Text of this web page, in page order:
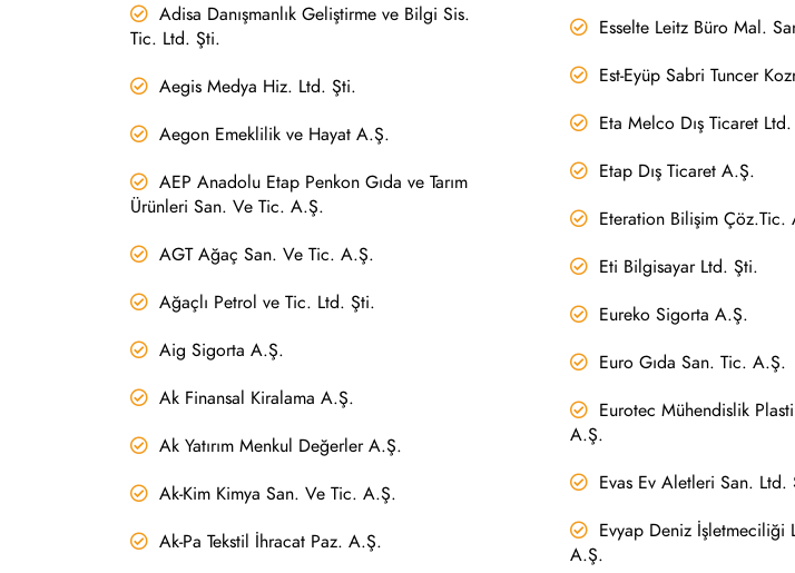
Adisa Danışmanlık Geliştirme ve Bilgi Sis.
Tic. Ltd. Şti.
Aegis Medya Hiz. Ltd. Şti.
Aegon Emeklilik ve Hayat A.Ş.
AEP Anadolu Etap Penkon Gıda ve Tarım
Ürünleri San. Ve Tic. A.Ş.
AGT Ağaç San. Ve Tic. A.Ş.
Ağaçlı Petrol ve Tic. Ltd. Şti.
Aig Sigorta A.Ş.
Ak Finansal Kiralama A.Ş.
Ak Yatırım Menkul Değerler A.Ş.
Ak-Kim Kimya San. Ve Tic. A.Ş.
Ak-Pa Tekstil İhracat Paz. A.Ş.
Esselte Leitz Büro Mal.
Est-Eyüp Sabri Tuncer
Eta Melco Dış Ticaret
Etap Dış Ticaret A.Ş.
Eteration Bilişim Çöz.Tic.
Eti Bilgisayar Ltd. Şti.
Eureko Sigorta A.Ş.
Euro Gıda San. Tic. A.Ş.
Eurotec Mühendislik
A.Ş.
Evas Ev Aletleri San. Ltd.
Evyap Deniz İşletmeciliği
A.Ş.